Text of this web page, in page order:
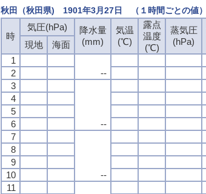
秋田（秋田県) 1901年3月27日 （１時間ごとの値）
時
気圧(hPa)
降水量
(mm)
気温
(℃)
露点
温度
(℃)
蒸気圧
(hPa)
現地 海面
1
--
2
3
--
4
5
6
7
--
8
9
10
11